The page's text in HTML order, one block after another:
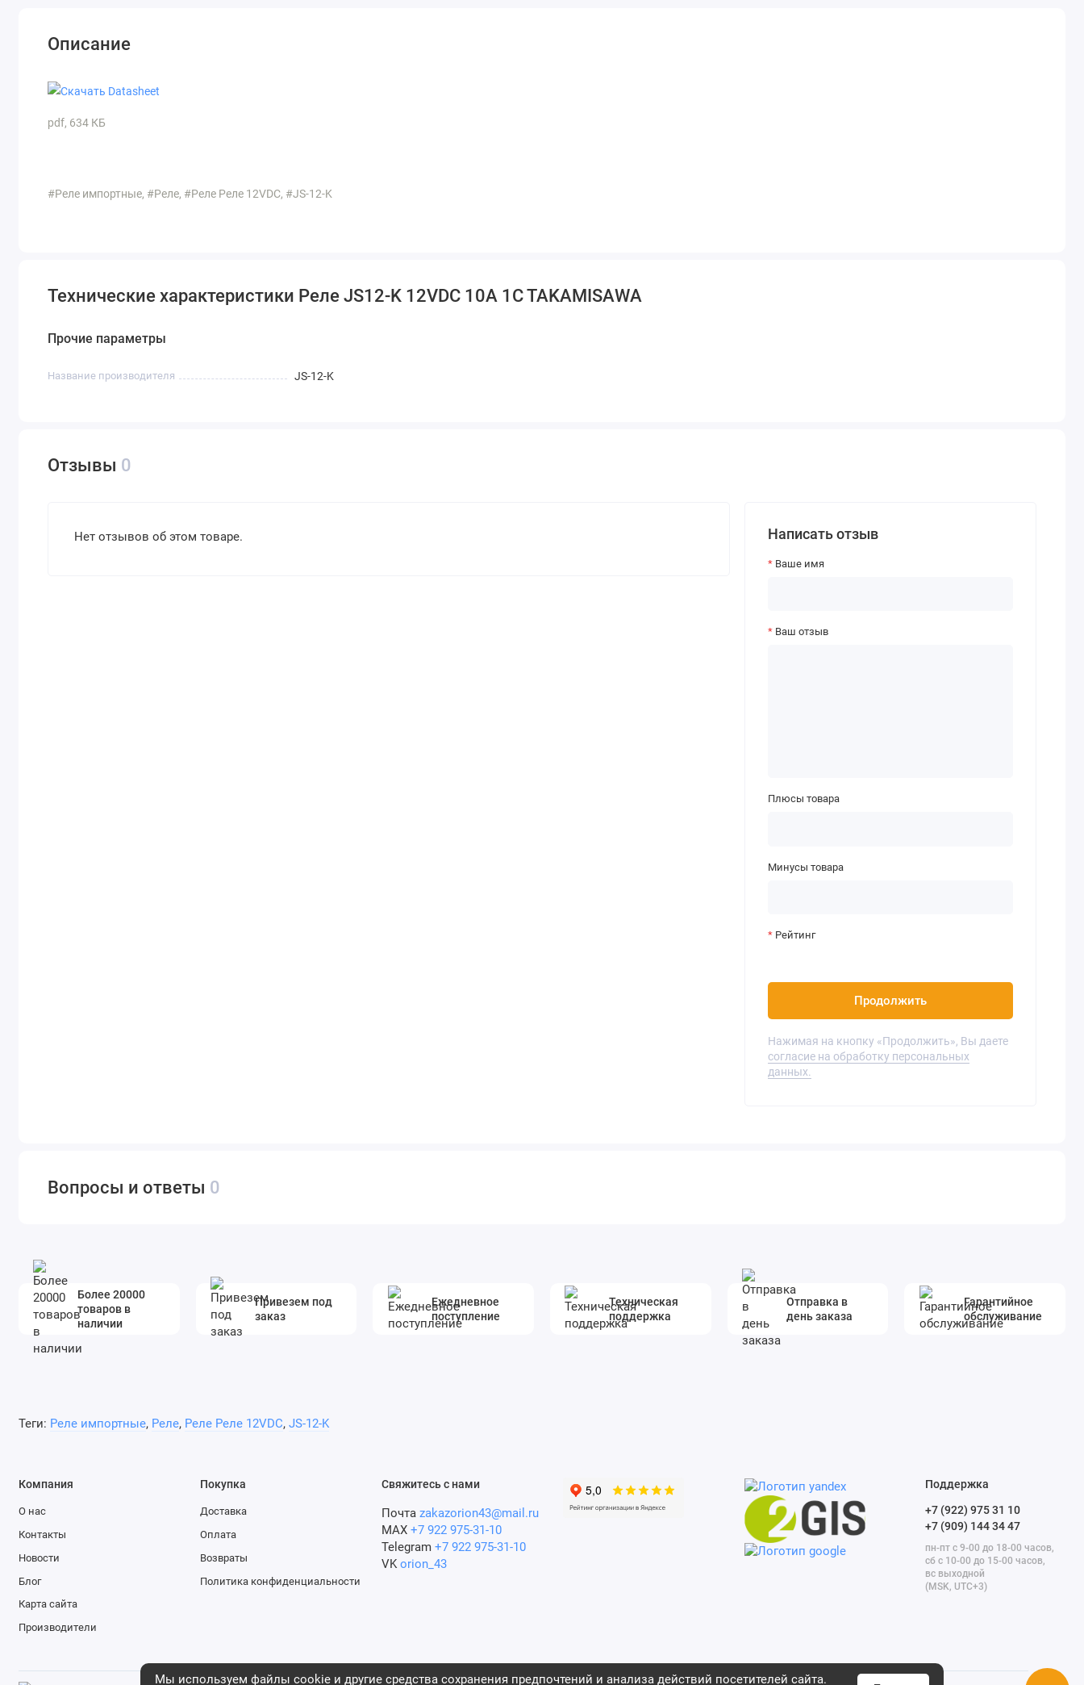
Описание
pdf, 634 КБ
#Реле импортные, #Реле, #Реле Реле 12VDC, #JS-12-K
Технические характеристики Реле JS12-K 12VDC 10A 1C TAKAMISAWA
Прочие параметры
Название производителя JS-12-K
Отзывы 0
Нет отзывов об этом товаре. Написать отзыв
Ваше имя
Ваш отзыв
Плюсы товара
Минусы товара
Рейтинг
Продолжить
Нажимая на кнопку «Продолжить», Вы даете
согласие на обработку персональных
данных.
Вопросы и ответы 0
Более 20000
товаров в
наличии
Привезем под
заказ
Ежедневное
поступление
Техническая
поддержка
Отправка в
день заказа
Гарантийное
обслуживание
Теги: Реле импортные, Реле, Реле Реле 12VDC, JS-12-K
Мы используем файлы cookie и другие средства сохранения предпочтений и анализа действий посетителей сайта.
Компания
О нас
Контакты
Новости
Блог
Карта сайта
Производители
Покупка
Доставка
Оплата
Возвраты
Политика конфиденциальности
Свяжитесь с нами
Почта zakazorion43@mail.ru
MAX +7 922 975-31-10
Telegram +7 922 975-31-10
VK orion_43
Поддержка
+7 (922) 975 31 10
+7 (909) 144 34 47
пн-пт с 9-00 до 18-00 часов,
сб с 10-00 до 15-00 часов,
вс выходной
(MSK, UTC+3)